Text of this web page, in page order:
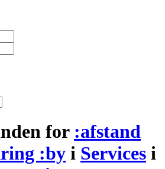
for :afstand
:by i Services i